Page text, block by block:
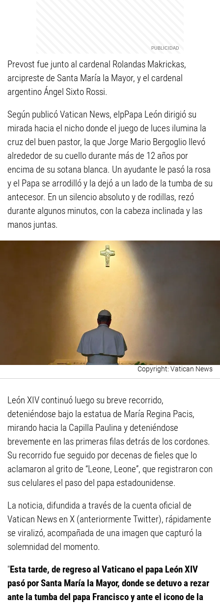
Prevost fue junto al cardenal Rolandas Makrickas,
arcipreste de Santa María la Mayor, y el cardenal
argentino Ángel Sixto Rossi.
Según publicó Vatican News, elpPapa León dirigió su
mirada hacia el nicho donde el juego de luces ilumina la
cruz del buen pastor, la que Jorge Mario Bergoglio llevó
alrededor de su cuello durante más de 12 años por
encima de su sotana blanca. Un ayudante le pasó la rosa
y el Papa se arrodilló y la dejó a un lado de la tumba de su
antecesor. En un silencio absoluto y de rodillas, rezó
durante algunos minutos, con la cabeza inclinada y las
manos juntas.
Vatican News
León XIV continuó luego su breve recorrido,
deteniéndose bajo la estatua de María Regina Pacis,
mirando hacia la Capilla Paulina y deteniéndose
brevemente en las primeras filas detrás de los cordones.
Su recorrido fue seguido por decenas de fieles que lo
aclamaron al grito de “Leone, Leone”, que registraron con
sus celulares el paso del papa estadounidense.
La noticia, difundida a través de la cuenta oficial de
Vatican News en X (anteriormente Twitter), rápidamente
se viralizó, acompañada de una imagen que capturó la
solemnidad del momento.
"Esta tarde, de regreso al Vaticano el papa León XIV
pasó por Santa María la Mayor, donde se detuvo a rezar
ante la tumba del papa Francisco y ante el icono de la